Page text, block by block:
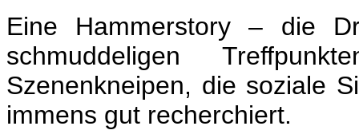
Eine Hammerstory – die
schmuddeligen
Szenenkneipen, die soziale
immens gut recherchiert.